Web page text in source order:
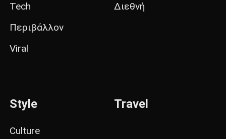
Tech
Περιβάλλον
Viral
Διεθνή
Style
Culture
Travel